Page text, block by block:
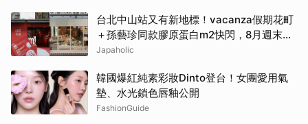
台北中山站又有新地標！vacanza假期花町
＋孫藝珍同款膠原蛋白m2快閃，8月週末必
逛這2大爆款景點
Japaholic
韓國爆紅純素彩妝Dinto登台！女團愛用氣
墊、水光鎖色唇釉公開
FashionGuide